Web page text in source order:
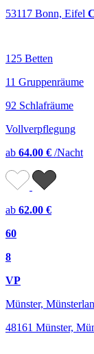
53117 Bonn, Eifel
125 Betten
11 Gruppenräume
92 Schlafräume
Vollverpflegung
ab 64.00 € /Nacht
ab 62.00 €
60
8
VP
Münster,
48161 Münster,